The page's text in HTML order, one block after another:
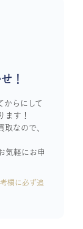
！
からにして
ます！
取なので、
気軽にお申
欄に必ず追